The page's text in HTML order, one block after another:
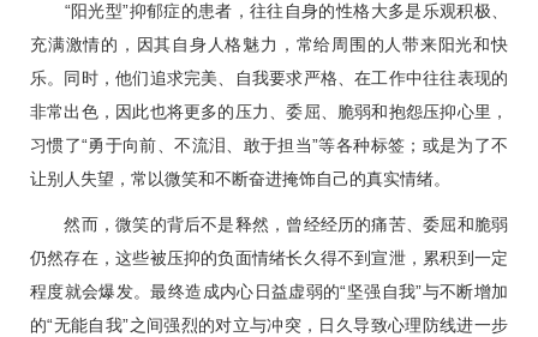
“阳光型”抑郁症的患者，往往自身的性格大多是乐观积极、
充满激情的，因其自身人格魅力，常给周围的人带来阳光和快
乐。同时，他们追求完美、自我要求严格、在工作中往往表现的
非常出色，因此也将更多的压力、委屈、脆弱和抱怨压抑心里，
习惯了“勇于向前、不流泪、敢于担当”等各种标签；或是为了不
让别人失望，常以微笑和不断奋进掩饰自己的真实情绪。
然而，微笑的背后不是释然，曾经经历的痛苦、委屈和脆弱
仍然存在，这些被压抑的负面情绪长久得不到宣泄，累积到一定
程度就会爆发。最终造成内心日益虚弱的“坚强自我”与不断增加
的“无能自我”之间强烈的对立与冲突，日久导致心理防线进一步